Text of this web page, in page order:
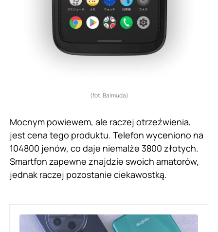
(fot. Balmuda)
Mocnym powiewem, ale raczej otrzeźwienia,
jest cena tego produktu. Telefon wyceniono na
104800 jenów, co daje niemalże 3800 złotych.
Smartfon zapewne znajdzie swoich amatorów,
jednak raczej pozostanie ciekawostką.